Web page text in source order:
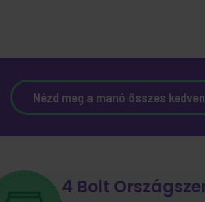
Nézd meg a manó összes
4 Bolt